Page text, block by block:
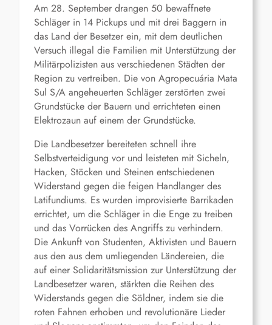
Am 28. September drangen 50 bewaffnete
Schläger in 14 Pickups und mit drei Baggern in
das Land der Besetzer ein, mit dem deutlichen
Versuch illegal die Familien mit Unterstützung der
Militärpolizisten aus verschiedenen Städten der
Region zu vertreiben. Die von Agropecuária Mata
Sul S/A angeheuerten Schläger zerstörten zwei
Grundstücke der Bauern und errichteten einen
Elektrozaun auf einem der Grundstücke.
Die Landbesetzer bereiteten schnell ihre
Selbstverteidigung vor und leisteten mit Sicheln,
Hacken, Stöcken und Steinen entschiedenen
Widerstand gegen die feigen Handlanger des
Latifundiums. Es wurden improvisierte Barrikaden
errichtet, um die Schläger in die Enge zu treiben
und das Vorrücken des Angriffs zu verhindern.
Die Ankunft von Studenten, Aktivisten und Bauern
aus den aus dem umliegenden Ländereien, die
auf einer Solidaritätsmission zur Unterstützung der
Landbesetzer waren, stärkten die Reihen des
Widerstands gegen die Söldner, indem sie die
roten Fahnen erhoben und revolutionäre Lieder